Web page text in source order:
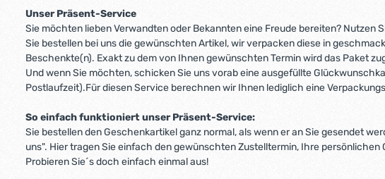
Unser Präsent-Service
Sie möchten lieben Verwandten oder Bekannten eine Freude bereiten?
Sie bestellen bei uns die gewünschten Artikel, wir verpacken diese in
Beschenkte(n). Exakt zu dem von Ihnen gewünschten Termin wird das Paket
Und wenn Sie möchten, schicken Sie uns vorab eine ausgefüllte
Postlaufzeit).Für diesen Service berechnen wir Ihnen lediglich eine
So einfach funktioniert unser Präsent-Service:
Sie bestellen den Geschenkartikel ganz normal, als wenn er an Sie gesendet
uns". Hier tragen Sie einfach den gewünschten Zustelltermin, Ihre
Probieren Sie´s doch einfach einmal aus!